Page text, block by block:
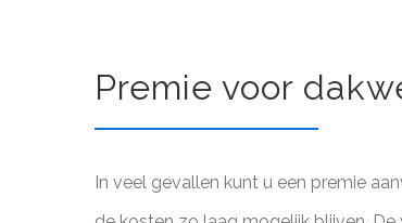
Premie voor
In veel gevallen kunt u een premie